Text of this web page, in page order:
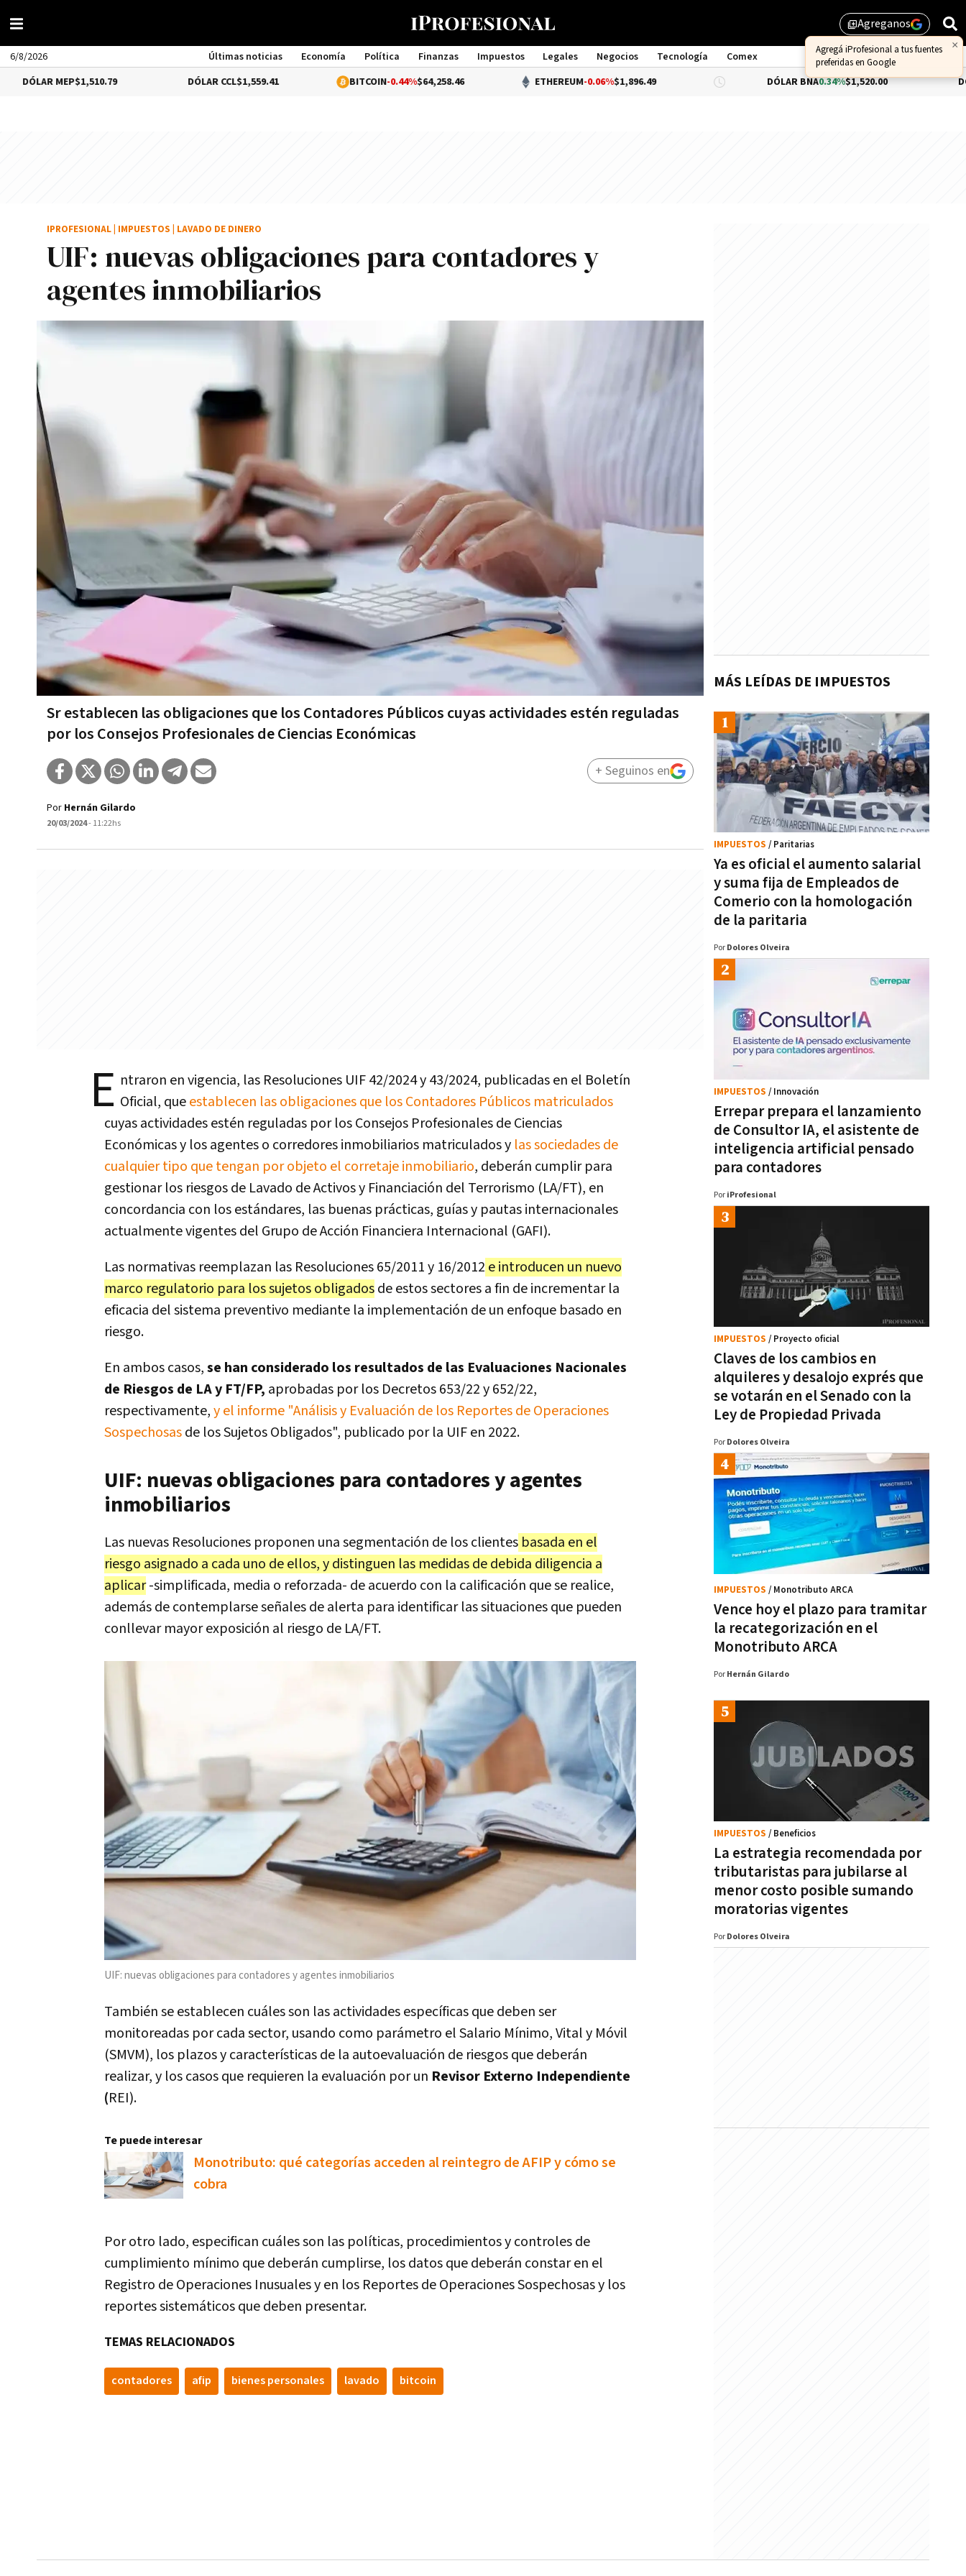
library_addAgreganos
×
Agregá iProfesional a tus fuentes
preferidas en Google
6/8/2026 Últimas noticias Economía Política Finanzas Impuestos Legales Negocios Tecnología
Comex
Management
$1,510.79 $1,559.41 -0.44%$64,258.46 ETHEREUM -0.06%$1,896.49 DÓLAR BNA 0.34%$1,520.00 DÓLAR BLUE
UIF: nuevas obligaciones para contadores y
agentes inmobiliarios
Sr establecen las obligaciones que los Contadores Públicos cuyas actividades estén reguladas
por los Consejos Profesionales de Ciencias Económicas
IPROFESIONAL IMPUESTOS LAVADO DE DINERO
Por Hernán Gilardo
20/03/2024- 11:22hs
+ Seguinos en
E ntraron en vigencia, las Resoluciones UIF 42/2024 y 43/2024, publicadas en el Boletín
Oficial, queestablecen las obligaciones que los Contadores Públicos matriculados
cuyas actividades estén reguladas por los Consejos Profesionales de Ciencias
Económicas y los agentes o corredores inmobiliarios matriculados y las sociedades de
cualquier tipo que tengan por objeto el corretaje inmobiliario, deberán cumplir para
gestionar los riesgos de Lavado de Activos y Financiación del Terrorismo (LA/FT), en
concordancia con los estándares, las buenas prácticas, guías y pautas internacionales
actualmente vigentes del Grupo de Acción Financiera Internacional (GAFI).
Las normativas reemplazan las Resoluciones 65/2011 y 16/2012 e introducen un nuevo
marco regulatorio para los sujetos obligadosde estos sectores a fin de incrementar la
eficacia del sistema preventivo mediante la implementación de un enfoque basado en
riesgo.
En ambos casos,se han considerado los resultados de las Evaluaciones Nacionales
de Riesgos de LA y FT/FP, aprobadas por los Decretos 653/22 y 652/22,
respectivamente,y el informe "Análisis y Evaluación de los Reportes de Operaciones
Sospechosasde los Sujetos Obligados", publicado por la UIF en 2022.
UIF: nuevas obligaciones para contadores y agentes
inmobiliarios
Las nuevas Resoluciones proponen una segmentación de los clientes basada en el
riesgo asignado a cada uno de ellos, y distinguen las medidas de debida diligencia a
aplicar-simplificada, media o reforzada- de acuerdo con la calificación que se realice,
además de contemplarse señales de alerta para identificar las situaciones que pueden
conllevar mayor exposición al riesgo de LA/FT.
UIF: nuevas obligaciones para contadores y agentes inmobiliarios
También se establecen cuáles son las actividades específicas que deben ser
monitoreadas por cada sector, usando como parámetro el Salario Mínimo, Vital y Móvil
(SMVM), los plazos y características de la autoevaluación de riesgos que deberán
realizar, y los casos que requieren la evaluación por un Revisor Externo Independiente
(REI).
Te puede interesar
Monotributo: qué categorías acceden al reintegro de AFIP y cómo se
cobra
Por otro lado, especifican cuáles son las políticas, procedimientos y controles de
cumplimiento mínimo que deberán cumplirse, los datos que deberán constar en el
Registro de Operaciones Inusuales y en los Reportes de Operaciones Sospechosas y los
reportes sistemáticos que deben presentar.
TEMAS RELACIONADOS
contadores afip bienes personales lavado bitcoin
MÁS LEÍDAS DE IMPUESTOS
Ya es oficial el aumento salarial
y suma fija de Empleados de
Comerio con la homologación
de la paritaria
IMPUESTOS / Paritarias
Por Dolores Olveira
Errepar prepara el lanzamiento
de Consultor IA, el asistente de
inteligencia artificial pensado
para contadores
IMPUESTOS / Innovación
Por iProfesional
Claves de los cambios en
alquileres y desalojo exprés que
se votarán en el Senado con la
Ley de Propiedad Privada
IMPUESTOS / Proyecto oficial
Por Dolores Olveira
Vence hoy el plazo para tramitar
la recategorización en el
Monotributo ARCA
IMPUESTOS / Monotributo ARCA
Por Hernán Gilardo
La estrategia recomendada por
tributaristas para jubilarse al
menor costo posible sumando
moratorias vigentes
IMPUESTOS / Beneficios
Por Dolores Olveira